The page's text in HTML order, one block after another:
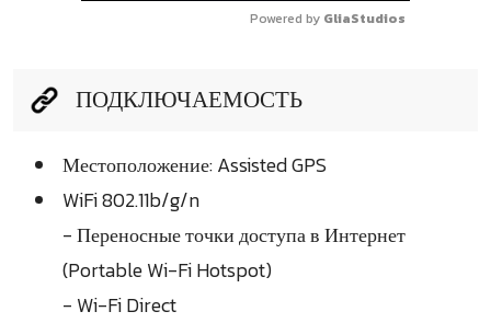
Powered by GliaStudios
ПОДКЛЮЧАЕМОСТЬ
Местоположение: Assisted GPS
WiFi 802.11b/g/n
- Переносные точки доступа в Интернет
(Portable Wi-Fi Hotspot)
- Wi-Fi Direct